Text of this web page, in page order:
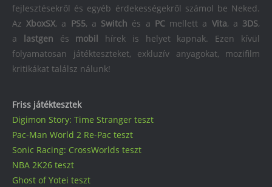
Friss játéktesztek
Digimon Story: Time Stranger teszt
Pac-Man World 2 Re-Pac teszt
Sonic Racing: CrossWorlds teszt
NBA 2K26 teszt
Ghost of Yotei teszt
fejlesztésekről és egyéb érdekességekről számol be Neked.
AzXboxSX, a PS5, a Switch és a PCmellett a Vita, a 3DS,
a
lastgen és mobil
hírek is helyet kapnak. Ezen kívül
folyamatosan játékteszteket, exkluzív anyagokat, mozifilm
kritikákat találsz nálunk!